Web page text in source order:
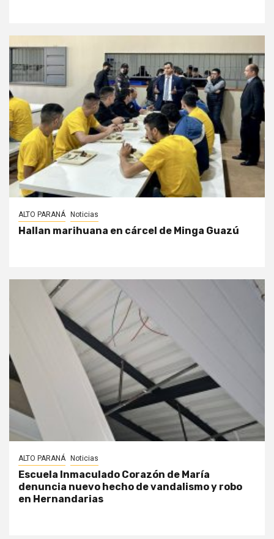
ALTO PARANÁ Noticias
Hallan marihuana en cárcel de Minga Guazú
ALTO PARANÁ Noticias
Escuela Inmaculado Corazón de María
denuncia nuevo hecho de vandalismo y robo
en Hernandarias